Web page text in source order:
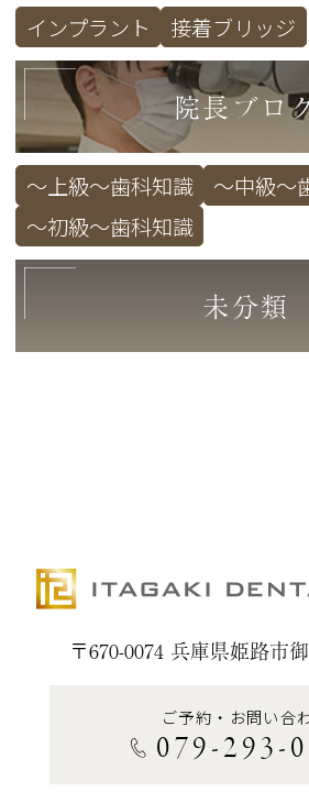
インプラント 接着ブリッジ
院長ブロ
～上級～歯科知識
～中級～
～初級～歯科知識
未分類
〒670-0074 兵庫県姫路市
ご予約・お問い合
079-293-